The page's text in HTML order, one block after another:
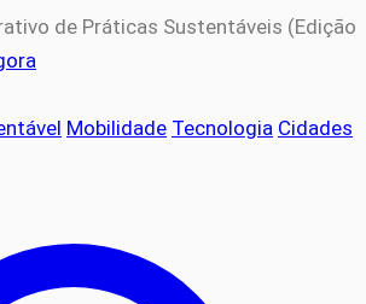
de Práticas Sustentáveis (Edição
Mobilidade Tecnologia Cidades